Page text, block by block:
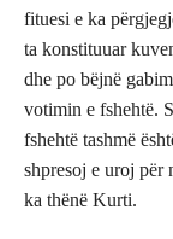
fituesi e ka
ta konstituuar
dhe po bëjnë
votimin e fshehtë.
fshehtë tashmë
shpresoj e uroj për
ka thënë Kurti.